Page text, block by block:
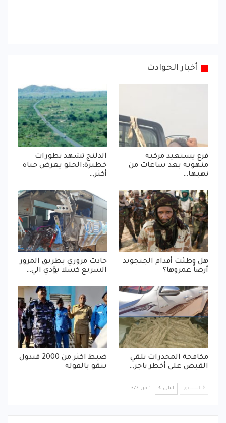
أخبار الحوادث
فزع يستعيد مركبة
منهوبة بعد ساعات من
نهبها…
الدلنج تشهد تطورات
خطيرة:الحلو يعرض حياة
أكثر…
هل وطئت أقدام الجنجويد
أرضاً عمروها؟
حادث مروري بطريق المرور
السريع كسلا يؤدي الي…
مكافحة المخدرات تلقي
القبض على أخطر تاجر…
ضبط اكثر من 2000 قندول
بنقو بالفولة
السابق التالي 1 من 377